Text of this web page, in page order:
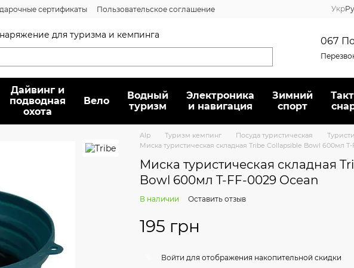
сертификаты
Пользовательское соглашение
Укр
для туризма и кемпинга
067
Дайвинг и
подводная
охота
Вело
Водный
туризм
Электроника
и навигация
Зимний
спорт
Alp Туризм кемпинг Посуда туристическая
Миска туристическая складная Tribe Collapsible Bowl 600мл T-
Миска туристическая складная
Bowl 600мл T-FF-0029 Ocean
В наличии Оставить отзыв
195 грн
Войти для отображения накопительной скидки